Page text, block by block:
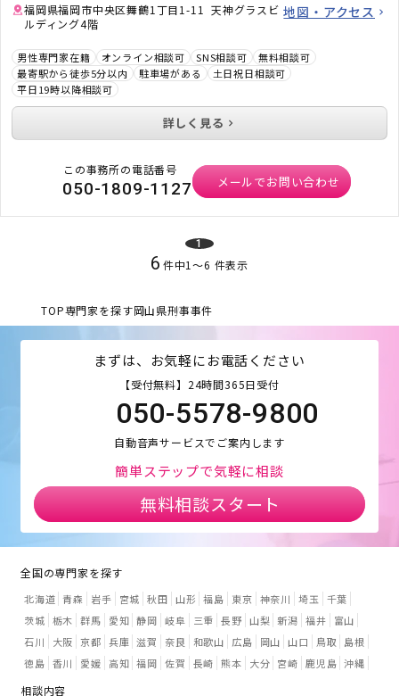
福岡県福岡市中央区舞鶴1丁目1-11 天神グラスビ
ルディング4階
地図・アクセス
男性専門家在籍 オンライン相談可 SNS相談可
無料相談可
最寄駅から徒歩5分以内
駐車場がある
土日祝日相談可
平日19時以降相談可
詳しく見る
この事務所の電話番号
050-1809-1127 メールでお問い合わせ
1
6 件中1〜6 件表示
TOP専門家を探す岡山県刑事事件
まずは、お気軽にお電話ください
【受付無料】24時間365日受付
050-5578-9800
自動音声サービスでご案内します
簡単ステップで気軽に相談
無料相談スタート
全国の専門家を探す
北海道 青森 岩手 宮城 秋田 山形 福島 東京 神奈川 埼玉
千葉
茨城 栃木 群馬 愛知 静岡 岐阜 三重 長野 山梨 新潟 福井
富山
石川
大阪 京都 兵庫 滋賀 奈良 和歌山 広島 岡山 山口 鳥取
島根
徳島 香川 愛媛 高知 福岡 佐賀 長崎 熊本 大分 宮崎 鹿児島 沖縄
相談内容